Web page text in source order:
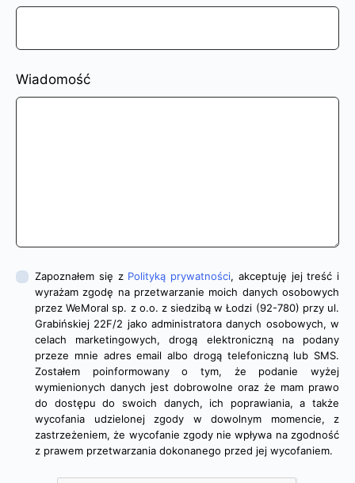
Wiadomość
Zapoznałem się z Polityką prywatności, akceptuję jej treść i
wyrażam zgodę na przetwarzanie moich danych osobowych
przez WeMoral sp. z o.o. z siedzibą w Łodzi (92-780) przy ul.
Grabińskiej 22F/2 jako administratora danych osobowych, w
celach marketingowych, drogą elektroniczną na podany
przeze mnie adres email albo drogą telefoniczną lub SMS.
Zostałem poinformowany o tym, że podanie wyżej
wymienionych danych jest dobrowolne oraz że mam prawo
do dostępu do swoich danych, ich poprawiania, a także
wycofania udzielonej zgody w dowolnym momencie, z
zastrzeżeniem, że wycofanie zgody nie wpływa na zgodność
z prawem przetwarzania dokonanego przed jej wycofaniem.